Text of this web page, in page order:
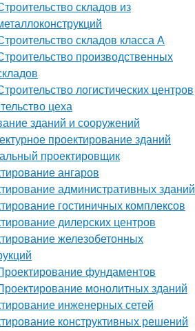
складов из
складов класса А
производственных
логистических центров
цеха
зданий и сооружений
проектирование зданий
проектировщик
ангаров
административных зданий
гостиничных комплексов
дилерских центров
железобетонных
фундаментов
монолитных зданий
инженерных сетей
конструктивных решений